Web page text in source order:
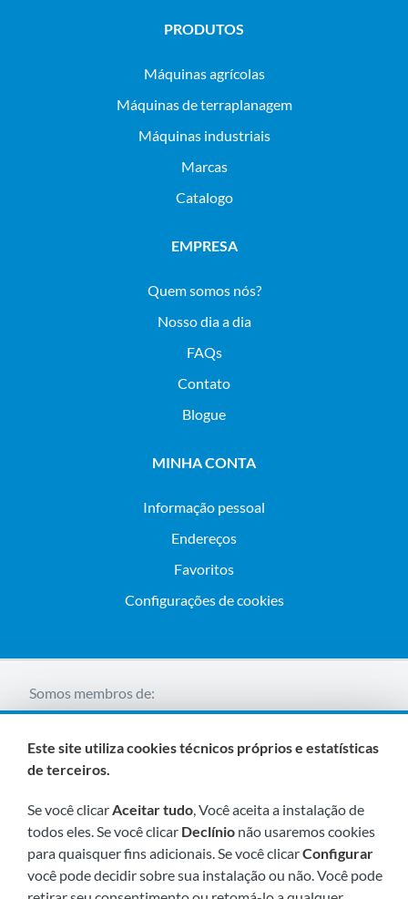
PRODUTOS
máquinas agrícolas
máquinas de terraplanagem
máquinas industriais
Marcas
Catalogo
EMPRESA
Quem somos nós?
Nosso dia a dia
FAQs
Contato
Blogue
MINHA CONTA
Informação pessoal
Endereços
Favoritos
Configurações de cookies
Somos membros de:
Visite-nos em breve em:
Este site utiliza cookies técnicos próprios e estatísticas
de terceiros.
Se você clicarAceitar tudo, Você aceita a instalação de
todos eles. Se você clicar Declínio não usaremos cookies
para quaisquer fins adicionais. Se você clicarConfigurar
você pode decidir sobre sua instalação ou não. Você pode